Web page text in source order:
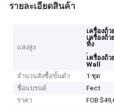
รายละเอียดสินค้า
แสงสูง
เครื่องถ้
เครื่องถ้
ทิ้ง
,
เครื่องถ้
Wall
จำนวนสั่งซื้อขั้นต่ำ
1 ชุด
ชื่อแบรนด์
Fect
ราคา
FOB